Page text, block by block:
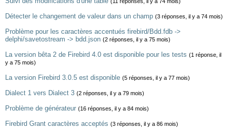
Détecter le changement de valeur dans un champ (3 réponses, il y a 74 mois)
Problème pour les caractères accentués firebird/Bdd.fdb ->
delphi/savetostream -> bdd.json (2 réponses, il y a 75 mois)
La version bêta 2 de Firebird 4.0 est disponible pour les tests (1 réponse, il
y a 75 mois)
La version Firebird 3.0.5 est disponible (5 réponses, il y a 77 mois)
Dialect 1 vers Dialect 3 (2 réponses, il y a 79 mois)
Problème de générateur (16 réponses, il y a 84 mois)
Firebird Grant caractères acceptés (3 réponses, il y a 86 mois)